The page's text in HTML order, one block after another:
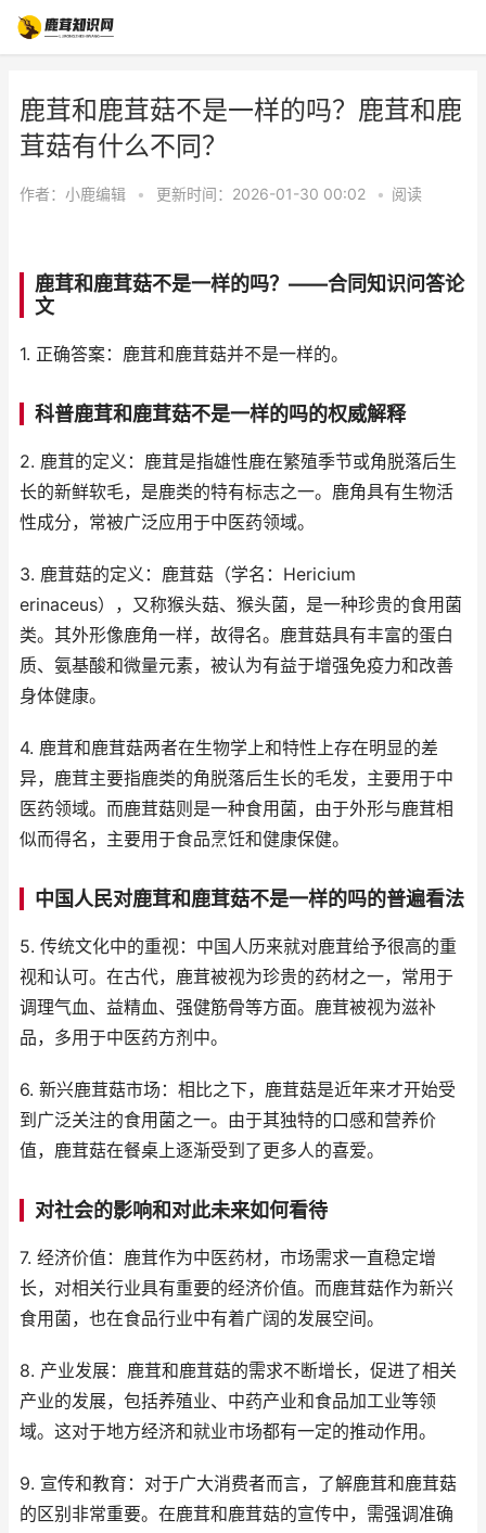
鹿茸和鹿茸菇不是一样的吗？鹿茸和鹿
茸菇有什么不同？
作者： 小鹿编辑 • 更新时间：2026-01-30 00:02 • 阅读
鹿茸和鹿茸菇不是一样的吗？——合同知识问答论
文
1. 正确答案：鹿茸和鹿茸菇并不是一样的。
科普鹿茸和鹿茸菇不是一样的吗的权威解释
2. 鹿茸的定义：鹿茸是指雄性鹿在繁殖季节或角脱落后生
长的新鲜软毛，是鹿类的特有标志之一。鹿角具有生物活
性成分，常被广泛应用于中医药领域。
3. 鹿茸菇的定义：鹿茸菇（学名：Hericium
erinaceus），又称猴头菇、猴头菌，是一种珍贵的食用菌
类。其外形像鹿角一样，故得名。鹿茸菇具有丰富的蛋白
质、氨基酸和微量元素，被认为有益于增强免疫力和改善
身体健康。
4. 鹿茸和鹿茸菇两者在生物学上和特性上存在明显的差
异，鹿茸主要指鹿类的角脱落后生长的毛发，主要用于中
医药领域。而鹿茸菇则是一种食用菌，由于外形与鹿茸相
似而得名，主要用于食品烹饪和健康保健。
中国人民对鹿茸和鹿茸菇不是一样的吗的普遍看法
5. 传统文化中的重视：中国人历来就对鹿茸给予很高的重
视和认可。在古代，鹿茸被视为珍贵的药材之一，常用于
调理气血、益精血、强健筋骨等方面。鹿茸被视为滋补
品，多用于中医药方剂中。
6. 新兴鹿茸菇市场：相比之下，鹿茸菇是近年来才开始受
到广泛关注的食用菌之一。由于其独特的口感和营养价
值，鹿茸菇在餐桌上逐渐受到了更多人的喜爱。
对社会的影响和对此未来如何看待
7. 经济价值：鹿茸作为中医药材，市场需求一直稳定增
长，对相关行业具有重要的经济价值。而鹿茸菇作为新兴
食用菌，也在食品行业中有着广阔的发展空间。
8. 产业发展：鹿茸和鹿茸菇的需求不断增长，促进了相关
产业的发展，包括养殖业、中药产业和食品加工业等领
域。这对于地方经济和就业市场都有一定的推动作用。
9. 宣传和教育：对于广大消费者而言，了解鹿茸和鹿茸菇
的区别非常重要。在鹿茸和鹿茸菇的宣传中，需强调准确